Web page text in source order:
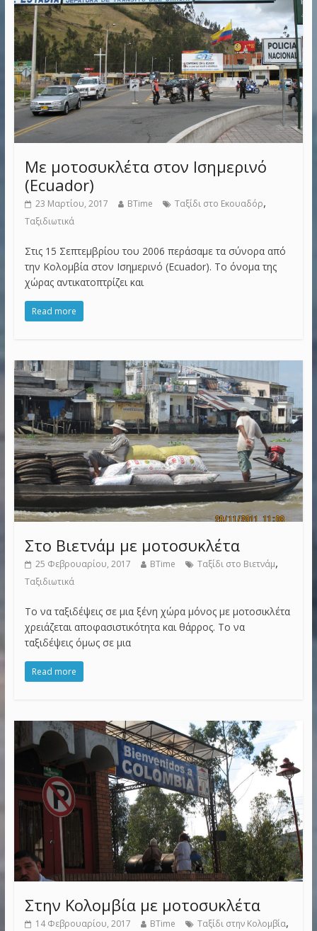
Με μοτοσυκλέτα στον Ισημερινό
(Ecuador)
23 Μαρτίου, 2017 BTime Ταξίδι στο Εκουαδόρ,
Ταξιδιωτικά
Στις 15 Σεπτεμβρίου του 2006 περάσαμε τα σύνορα από
την Κολομβία στον Ισημερινό (Ecuador). Το όνομα της
χώρας αντικατοπτρίζει και
Read more
Στο Βιετνάμ με μοτοσυκλέτα
25 Φεβρουαρίου, 2017 BTime Ταξίδι στο Βιετνάμ,
Ταξιδιωτικά
Το να ταξιδέψεις σε μια ξένη χώρα μόνος με μοτοσικλέτα
χρειάζεται αποφασιστικότητα και θάρρος. Το να
ταξιδέψεις όμως σε μια
Read more
Στην Κολομβία με μοτοσυκλέτα
14 Φεβρουαρίου, 2017 BTime Ταξίδι στην Κολομβία,